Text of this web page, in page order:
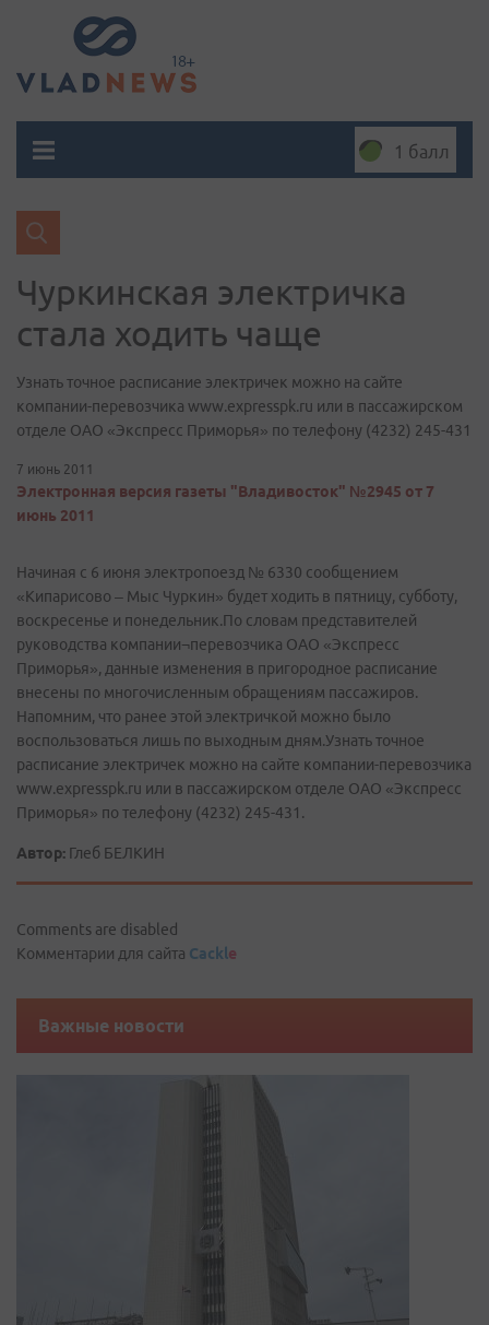
1 балл
Чуркинская электричка
стала ходить чаще
Узнать точное расписание электричек можно на сайте
компании-перевозчика www.expresspk.ru или в пассажирском
отделе ОАО «Экспресс Приморья» по телефону (4232) 245-431
7 июнь 2011
Электронная версия газеты "Владивосток" №2945 от 7
июнь 2011
Начиная с 6 июня электропоезд № 6330 сообщением
«Кипарисово – Мыс Чуркин» будет ходить в пятницу, субботу,
воскресенье и понедельник.По словам представителей
руководства компании¬перевозчика ОАО «Экспресс
Приморья», данные изменения в пригородное расписание
внесены по многочисленным обращениям пассажиров.
Напомним, что ранее этой электричкой можно было
воспользоваться лишь по выходным дням.Узнать точное
расписание электричек можно на сайте компании-перевозчика
www.expresspk.ru или в пассажирском отделе ОАО «Экспресс
Приморья» по телефону (4232) 245-431.
Автор: Глеб БЕЛКИН
Comments are disabled
Комментарии для сайта Cackle
Важные новости